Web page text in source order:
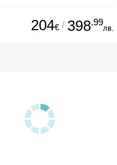
204€ / 398.99
лв.